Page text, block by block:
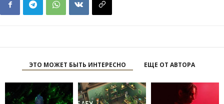
ЭТО МОЖЕТ БЫТЬ ИНТЕРЕСНО ЕЩЕ ОТ АВТОРА